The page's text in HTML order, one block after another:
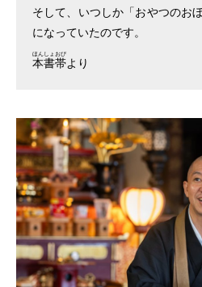
そして、いつしか「おやつのお
になっていたのです。
本書帯
ほんしょおび
より